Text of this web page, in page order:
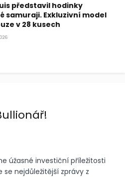
představil hodinky
samuraji. Exkluzivní model
v 28 kusech
úžasné investiční příležitosti
nejdůležitější zprávy z